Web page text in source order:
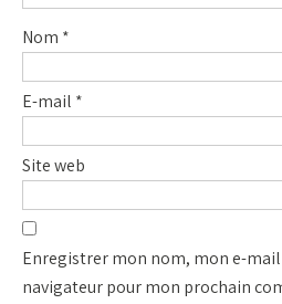
Nom *
E-mail *
Site web
Enregistrer mon nom, mon e-
navigateur pour mon prochain